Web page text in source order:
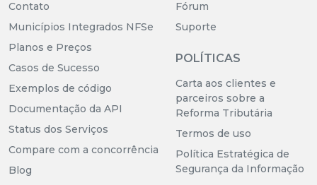
Contato
Municípios Integrados NFSe
Planos e Preços
Casos de Sucesso
Exemplos de código
Documentação da API
Status dos Serviços
Compare com a concorrência
Blog
Fórum
Suporte
POLÍTICAS
Carta aos clientes e
parceiros sobre a
Reforma Tributária
Termos de uso
Política Estratégica de
Segurança da Informação